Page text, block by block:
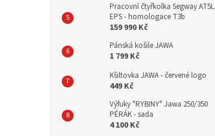
Pracovní čtyřkolka Segway AT5L
EPS - homologace T3b
159 990 Kč
Pánská košile JAWA
1 799 Kč
Kšiltovka JAWA - červené logo
449 Kč
Výfuky "RYBINY" Jawa 250/350
PÉRÁK - sada
4 100 Kč